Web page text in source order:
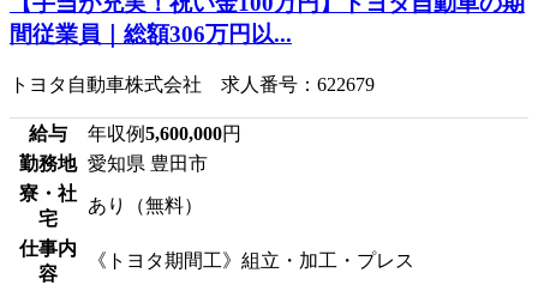
間従業員｜総額306万円以...
トヨタ自動車株式会社 求人番号：622679
給与 年収例5,600,000円
勤務地 愛知県 豊田市
寮・社
宅
あり（無料）
仕事内
容
《トヨタ期間工》組立・加工・プレス